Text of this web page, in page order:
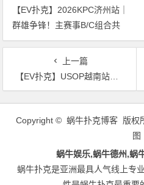
【EV扑克】2026KPC济州站｜
群雄争锋！主赛事B/C组合共
407人次参赛52人晋级，张达森/
赵洪军分别登顶小组CL，多场
混合游戏持续开启助你摘冠！
上一篇
【EV扑克】USOP越南站与大阪系列赛接力登场！五大国际赛事贯穿全年，越南三站总奖池高达4000亿越南盾!
文
Copyright © 蜗牛扑克博客 版权
图
蜗牛娱乐,蜗牛德州,蜗
蜗牛扑克是亚洲最具人气线上专